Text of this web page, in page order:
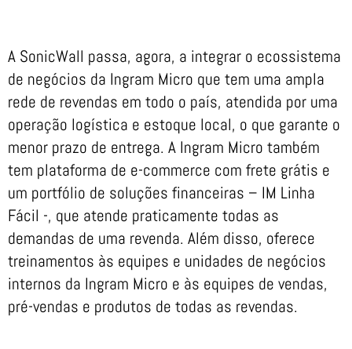
A SonicWall passa, agora, a integrar o ecossistema
de negócios da Ingram Micro que tem uma ampla
rede de revendas em todo o país, atendida por uma
operação logística e estoque local, o que garante o
menor prazo de entrega. A Ingram Micro também
tem plataforma de e-commerce com frete grátis e
um portfólio de soluções financeiras – IM Linha
Fácil -, que atende praticamente todas as
demandas de uma revenda. Além disso, oferece
treinamentos às equipes e unidades de negócios
internos da Ingram Micro e às equipes de vendas,
pré-vendas e produtos de todas as revendas.